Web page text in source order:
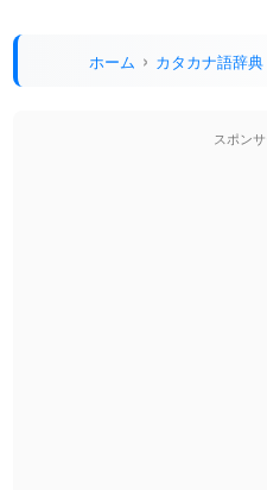
ホーム カタカナ語辞典
スポン